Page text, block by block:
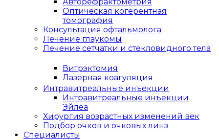
Оптическая когерентная
томография
Консультация офтальмолога
Лечение глаукомы
Лечение сетчатки и стекловидного тела
Витрэктомия
Лазерная коагуляция
Интравитреальные инъекции
Интравитреальные инъекции
Эйлеа
Хирургия возрастных изменений век
Подбор очков и очковых линз
Специалисты